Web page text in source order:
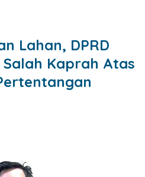
Lahan, DPRD
Kaprah Atas